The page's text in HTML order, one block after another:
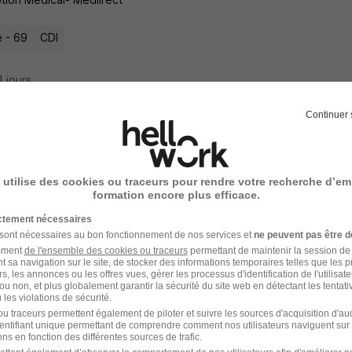
- 69 CDI
jours
- Conception et Intégration de
- 38 CDI
jours
Physicien - Technicienne
Continuer
utilise des cookies ou traceurs pour rendre votre recherche
formation encore plus efficace.
nécessaires
nécessaires au bon fonctionnement de nos services et ne peuvent pas être
de l'ensemble des cookies ou traceurspermettant de maintenir la session
sa navigation sur le site, de stocker des informations temporaires telles que les
les annonces ou les offres vues, gérer les processus d'identification de
non, et plus globalement garantir la sécurité du site web en détectant les
violations de sécurité.
traceurs permettent également de piloter et suivre les sources d'acquisition
unique permettant de comprendre comment nos utilisateurs naviguent sur
en fonction des différentes sources de trafic.